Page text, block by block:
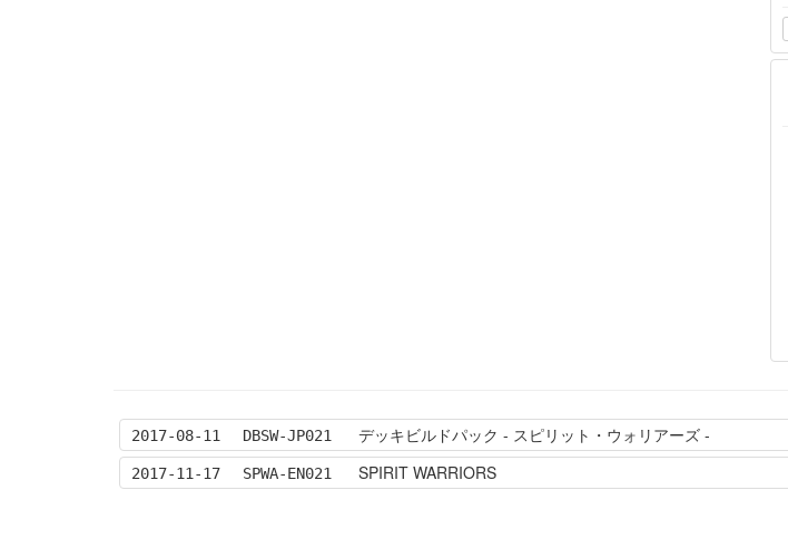
2017-08-11 DBSW-JP021 デッキビルドパック - スピリット・ウォリアーズ -
2017-11-17 SPWA-EN021 SPIRIT WARRIORS